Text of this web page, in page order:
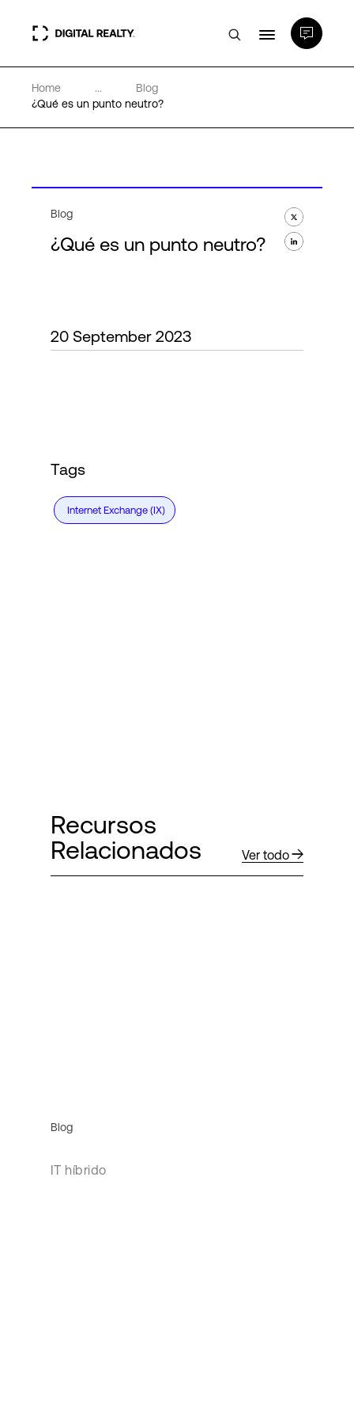
Centros de Datos
Experiencia y recursos
Language
Home ...
Blog
¿Qué es un punto neutro?
Blog
¿Qué es un punto neutro?
20 September 2023
Tags
Internet Exchange (IX)
Recursos
Relacionados
Ver todo
Blog
IT híbrido